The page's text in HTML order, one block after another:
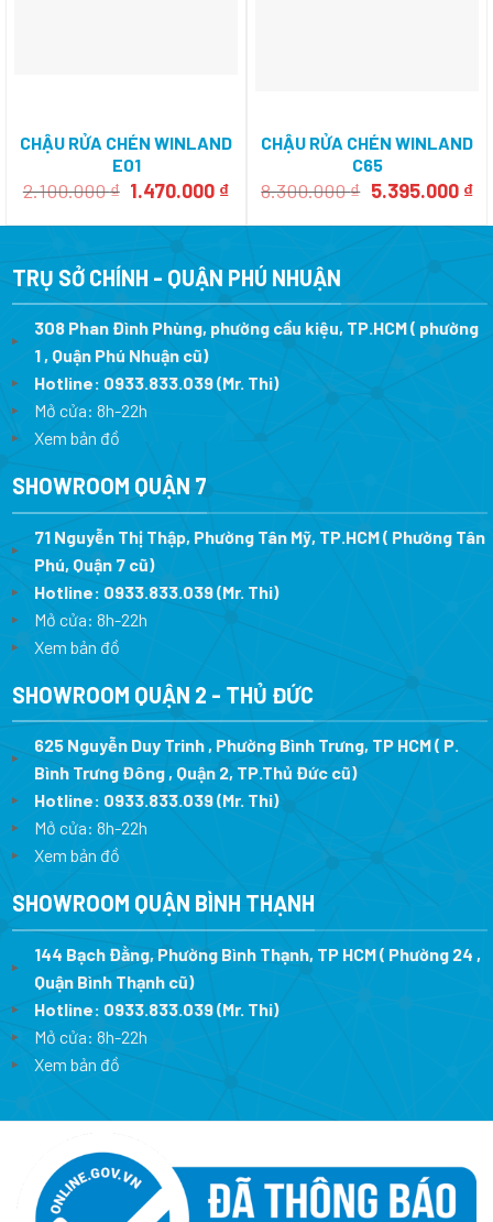
CHẬU RỬA CHÉN WINLAND
E01
2.100.000₫ Giá
là:
1.470.000 ₫Giá
tại
1.470.000 ₫.
CHẬU RỬA CHÉN WINLAND
C65
8.300.000₫ Giá
là:
5.395.000 ₫
tại
TRỤ SỞ CHÍNH - QUẬN PHÚ NHUẬN
308 Phan Đình Phùng, phường cầu kiệu, TP.HCM ( phường
1 , Quận Phú Nhuận cũ)
Hotline: 0933.833.039(Mr. Thi)
Mở cửa: 8h-22h
Xem bản đồ
SHOWROOM QUẬN 7
71 Nguyễn Thị Thập, Phường Tân Mỹ, TP.HCM ( Phường Tân
Phú, Quận 7 cũ)
Hotline: 0933.833.039(Mr. Thi)
Mở cửa: 8h-22h
Xem bản đồ
SHOWROOM QUẬN 2 - THỦ ĐỨC
625 Nguyễn Duy Trinh , Phường Bình Trưng, TP HCM ( P.
Bình Trưng Đông , Quận 2, TP.Thủ Đức cũ)
Hotline: 0933.833.039(Mr. Thi)
Mở cửa: 8h-22h
Xem bản đồ
SHOWROOM QUẬN BÌNH THẠNH
144 Bạch Đằng, Phường Bình Thạnh, TP HCM ( Phường 24 ,
Quận Bình Thạnh cũ)
Hotline: 0933.833.039(Mr. Thi)
Mở cửa: 8h-22h
Xem bản đồ